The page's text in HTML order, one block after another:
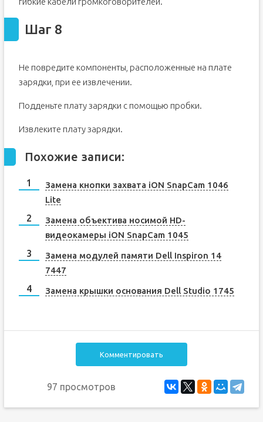
Шаг 8
Не повредите компоненты, расположенные на плате
зарядки, при ее извлечении.
Подденьте плату зарядки с помощью пробки.
Извлеките плату зарядки.
Похожие записи:
Замена кнопки захвата iON SnapCam 1046
Lite
Замена объектива носимой HD-
видеокамеры iON SnapCam 1045
Замена модулей памяти Dell Inspiron 14
7447
Замена крышки основания Dell Studio 1745
Комментировать
97 просмотров